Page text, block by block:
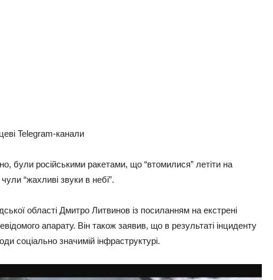
Telegram-канали
були російськими ракетами, що “втомилися” летіти на
“жахливі звуки в небі”.
області Дмитро Литвинов із посиланням на екстрені
апарату. Він також заявив, що в результаті інциденту
соціально значимій інфраструктурі.